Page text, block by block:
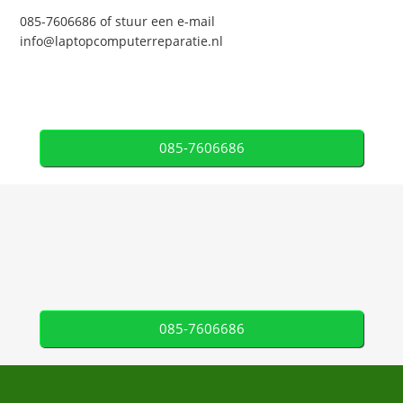
085-7606686 of stuur een e-mail
info@laptopcomputerreparatie.nl
085-7606686
085-7606686